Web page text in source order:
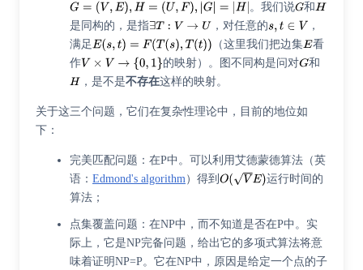
。我们说
和
是同构的，是指
，对任意的
，
满足
（这里我们把边集
看
作
的映射）。图不同构是问对
和
，是不是不存在这样的映射。
关于这三个问题，它们在复杂性理论中，目前的地位如
下：
完美匹配问题：在P中。可以利用艾德蒙德算法 （英
语 ： Edmond's algorithm） 得到
运行时间的
算法；
点集覆盖问题：在NP中，而不知道是否在P中。实
际上，它是NP完备问题，给出它的多项式算法将意
味着证明NP=P。它在NP中，原因是给定一个点的子